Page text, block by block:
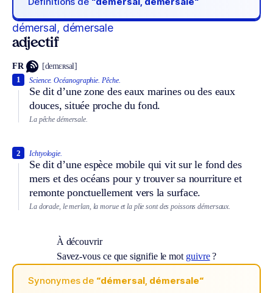
démersal, démersale
adjectif
FR [demɛʀsal]
Science. Océanographie. Pêche.
Se dit d’une zone des eaux marines ou des eaux
douces, située proche du fond.
1
La pêche démersale.
Ichtyologie.
Se dit d’une espèce mobile qui vit sur le fond des
mers et des océans pour y trouver sa nourriture et
remonte ponctuellement vers la surface.
2
La dorade, le merlan, la morue et la plie sont des poissons démersaux.
À découvrir
Savez-vous ce que signifie le mot guivre?
Synonymes de “démersal, démersale“